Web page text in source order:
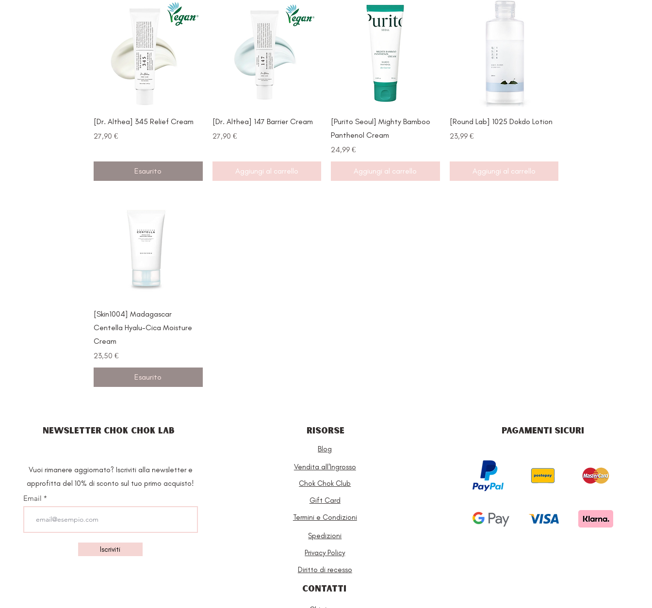
Vista rapida
[Dr. Althea] 345 Relief Cream
Prezzo
27,90 €
Esaurito
Vista rapida
[Dr. Althea] 147 Barrier Cream
Prezzo
27,90 €
Aggiungi al carrello
Vista rapida
[Purito Seoul] Mighty Bamboo
Panthenol Cream
Prezzo
24,99 €
Aggiungi al carrello
Vista rapida
[Round Lab] 1025 Dokdo Lotion
Prezzo
23,99 €
Aggiungi al carrello
Vista rapida
[Skin1004] Madagascar
Centella Hyalu-Cica Moisture
Cream
Prezzo
23,50 €
Esaurito
NEWSLETTER CHOK CHOK LAB
Vuoi rimanere aggiornato? Iscriviti alla newsletter e
approfitta del 10% di sconto sul tuo primo acquisto!
Email
Iscriviti
RISORSE
Blog
Vendita all'Ingrosso
Chok Chok Club
Gift Card
Termini e Condizioni
Spedizioni
Privacy Policy
Diritto di recesso
CONTATTI
PAGAMENTI SICURI